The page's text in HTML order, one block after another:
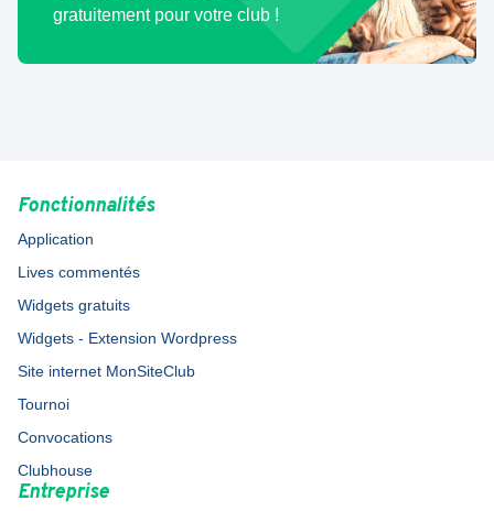
gratuitement pour votre club !
Fonctionnalités
Application
Lives commentés
Widgets gratuits
Widgets - Extension Wordpress
Site internet MonSiteClub
Tournoi
Convocations
Clubhouse
Entreprise